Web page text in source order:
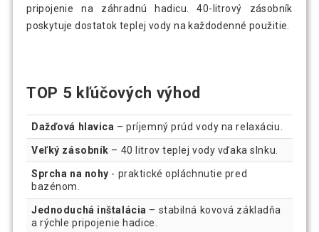
pripojenie na záhradnú hadicu. 40-litrový zásobník
poskytuje dostatok teplej vody na každodenné použitie.
TOP 5 kľúčových výhod
Dažďová hlavica – príjemný prúd vody na relaxáciu.
Veľký zásobník – 40 litrov teplej vody vďaka slnku.
Sprcha na nohy - praktické opláchnutie pred
bazénom.
Jednoduchá inštalácia – stabilná kovová základňa
a rýchle pripojenie hadice.